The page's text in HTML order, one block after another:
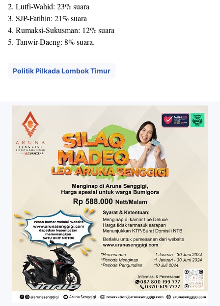
2. Lutfi-Wahid: 23% suara
3. SJP-Fatihin: 21% suara
4. Rumaksi-Sukusman: 12% suara
5. Tanwir-Daeng: 8% suara.
Politik Pilkada Lombok Timur